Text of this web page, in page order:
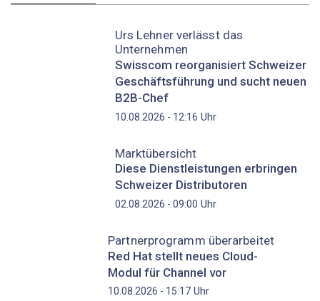
Urs Lehner verlässt das
Unternehmen
Swisscom reorganisiert Schweizer
Geschäftsführung und sucht neuen
B2B-Chef
10.08.2026 - 12:16 Uhr
Marktübersicht
Diese Dienstleistungen erbringen
Schweizer Distributoren
02.08.2026 - 09:00 Uhr
Partnerprogramm überarbeitet
Red Hat stellt neues Cloud-
Modul für Channel vor
10.08.2026 - 15:17 Uhr